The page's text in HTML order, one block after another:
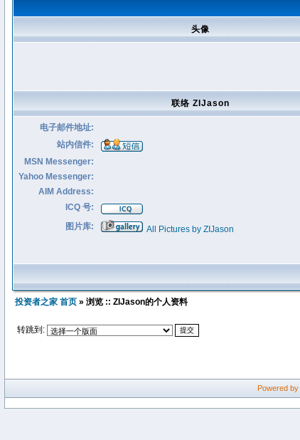
头像
联络 ZIJason
电子邮件地址:
站内信件:
MSN Messenger:
Yahoo Messenger:
AIM Address:
ICQ 号:
图片库:
All Pictures by ZIJason
投资者之家 首页 » 浏览 :: ZIJason的个人资料
转跳到:
Powered by